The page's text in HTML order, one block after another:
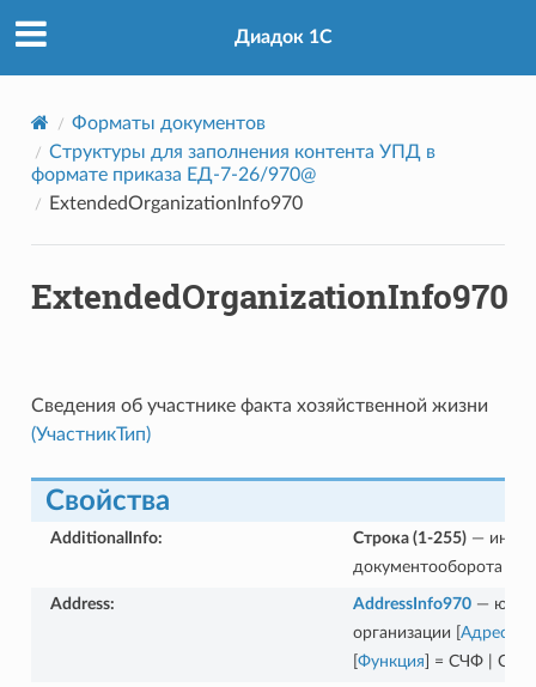
Диадок 1С
Форматы документов
Структуры для заполнения контента УПД в
формате приказа ЕД-7-26/970@
ExtendedOrganizationInfo970
ExtendedOrganizationInfo970
Сведения об участнике факта хозяйственной жизни
(УчастникТип)
Свойства
AdditionalInfo: Строка (1-255)—
документооборота [
Address: AddressInfo970—
организации [ Адрес
Функция ] = СЧФ |